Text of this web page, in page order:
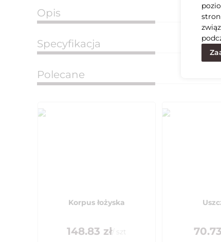
Opis
Specyfikacja
Polecane
Korpus łożyska
148.83 zł/ szt 70.73